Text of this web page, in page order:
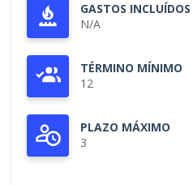
GASTOS INCLUÍDOS
N/A
TÉRMINO MÍNIMO
12
PLAZO MÁXIMO
3